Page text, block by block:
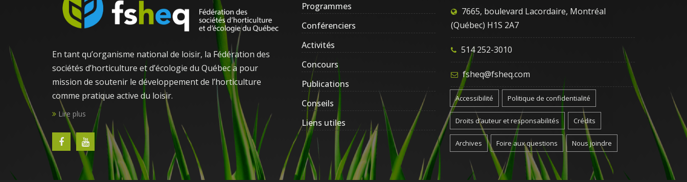
En tant qu’organisme national de loisir, la Fédération des
sociétés d’horticulture et d’écologie du Québec a pour
mission de soutenir le développement de l’horticulture
comme pratique active du loisir.
Lire plus
Programmes
Conférenciers
Activités
Concours
Publications
Conseils
Liens utiles
7665, boulevard Lacordaire, Montréal
(Québec) H1S 2A7
514 252-3010
fsheq@fsheq.com
Accessibilité Politique de confidentialité
Droits d’auteur et responsabilités Crédits
Archives Foire aux questions Nous joindre